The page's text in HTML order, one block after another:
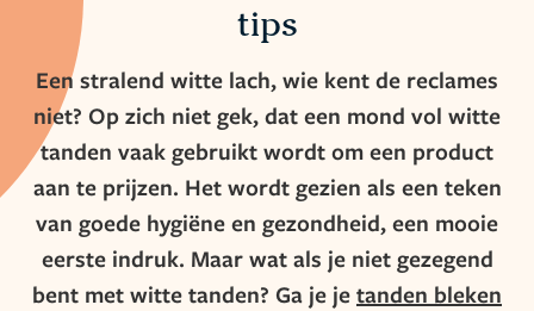
tips
Een stralend witte lach, wie kent de reclames
niet? Op zich niet gek, dat een mond vol witte
tanden vaak gebruikt wordt om een product
aan te prijzen. Het wordt gezien als een teken
van goede hygiëne en gezondheid, een mooie
eerste indruk. Maar wat als je niet gezegend
bent met witte tanden? Ga je jetanden bleken